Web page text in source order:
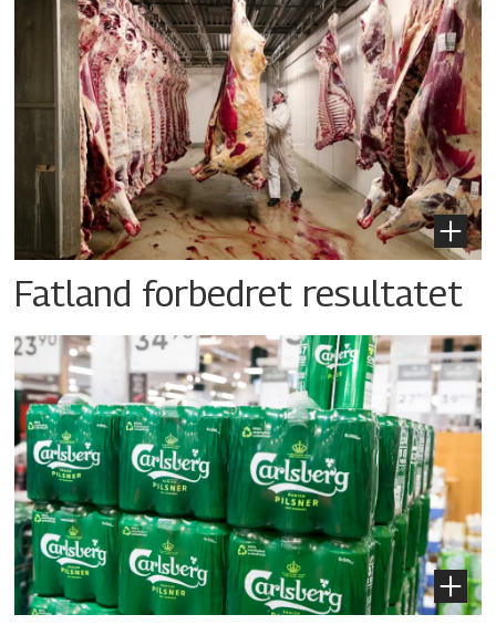
Fatland forbedret resultatet